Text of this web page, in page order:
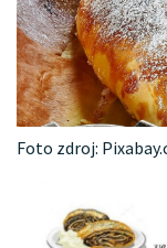
Foto zdroj: